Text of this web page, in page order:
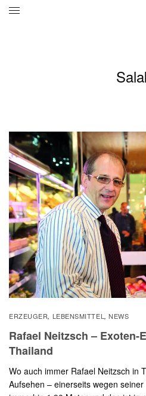
ERZEUGER, LEBENSMITTEL,NEWS
Rafael Neitzsch – Exoten-
Thailand
Wo auch immer Rafael Neitzsch in
Aufsehen – einerseits wegen